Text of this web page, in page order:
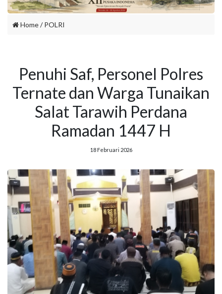
Home/POLRI
Penuhi Saf, Personel Polres
Ternate dan Warga Tunaikan
Salat Tarawih Perdana
Ramadan 1447 H
18 Februari 2026